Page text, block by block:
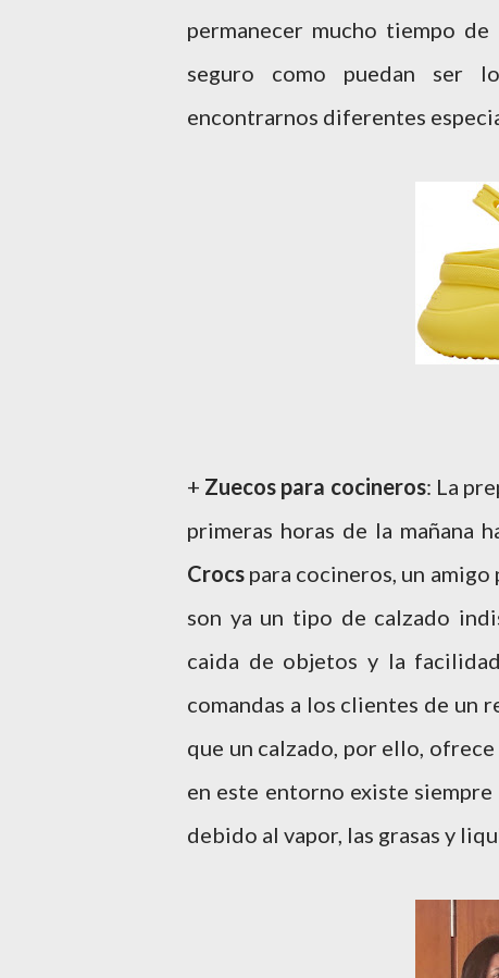
permanecer mucho tiempo
seguro como puedan ser
encontrarnos diferentes
+ Zuecos para cocineros: La
primeras horas de la mañana
Crocs para cocineros, un amigo
son ya un tipo de calzado
caida de objetos y la
comandas a los clientes de un
que un calzado, por ello,
en este entorno existe
debido al vapor, las grasas y